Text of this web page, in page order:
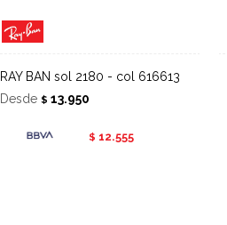
RAY BAN sol 2180 - col 616613
Desde $ 13.950
$ 12.555